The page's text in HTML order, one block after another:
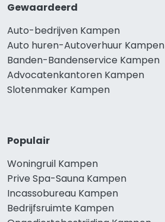
Gewaardeerd
Auto-bedrijven Kampen
Auto huren-Autoverhuur Kampen
Banden-Bandenservice Kampen
Advocatenkantoren Kampen
Slotenmaker Kampen
Populair
Woningruil Kampen
Prive Spa-Sauna Kampen
Incassobureau Kampen
Bedrijfsruimte Kampen